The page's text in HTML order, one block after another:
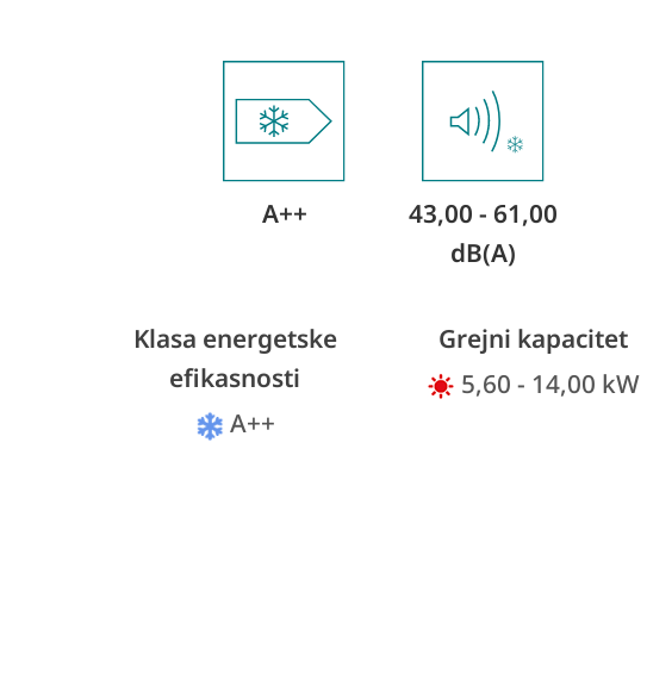
A++
43,00 - 61,00
dB(A)
Klasa energetske
efikasnosti
A++
Grejni kapacitet
5,60 - 14,00 kW